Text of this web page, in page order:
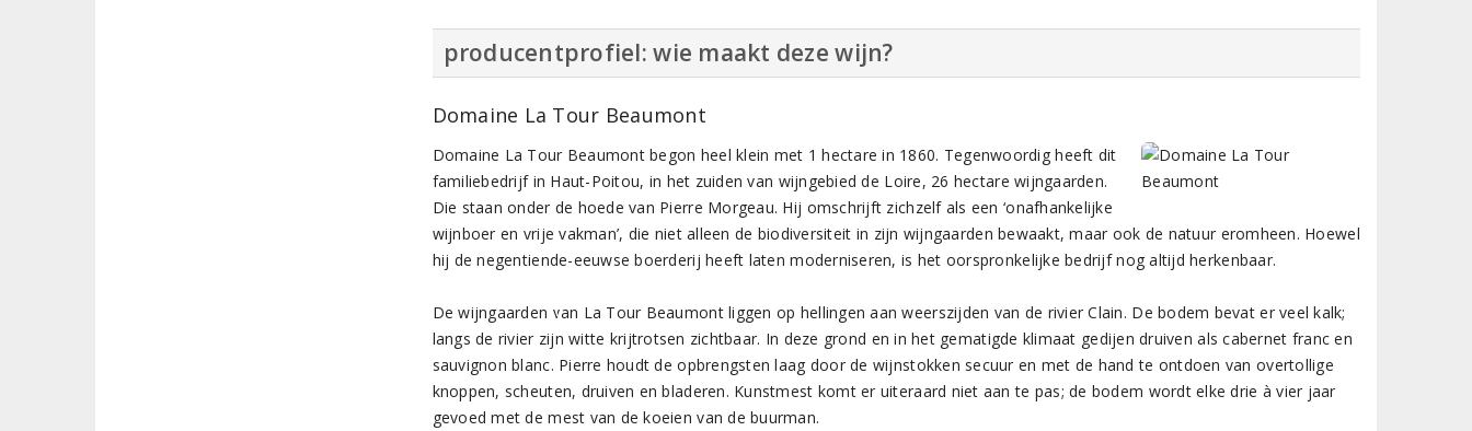
producentprofiel: wie maakt deze wijn?
Domaine La Tour Beaumont
Domaine La Tour Beaumont begon heel klein met 1 hectare in 1860. Tegenwoordig heeft dit
familiebedrijf in Haut-Poitou, in het zuiden van wijngebied de Loire, 26 hectare wijngaarden.
Die staan onder de hoede van Pierre Morgeau. Hij omschrijft zichzelf als een ‘onafhankelijke
wijnboer en vrije vakman’, die niet alleen de biodiversiteit in zijn wijngaarden bewaakt, maar ook de natuur eromheen. Hoewel
hij de negentiende-eeuwse boerderij heeft laten moderniseren, is het oorspronkelijke bedrijf nog altijd herkenbaar.
De wijngaarden van La Tour Beaumont liggen op hellingen aan weerszijden van de rivier Clain. De bodem bevat er veel kalk;
langs de rivier zijn witte krijtrotsen zichtbaar. In deze grond en in het gematigde klimaat gedijen druiven als cabernet franc en
sauvignon blanc. Pierre houdt de opbrengsten laag door de wijnstokken secuur en met de hand te ontdoen van overtollige
knoppen, scheuten, druiven en bladeren. Kunstmest komt er uiteraard niet aan te pas; de bodem wordt elke drie à vier jaar
gevoed met de mest van de koeien van de buurman.